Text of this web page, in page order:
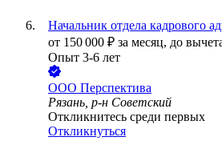
Начальник отдела кадрового
от 150 000 ₽ за месяц, до
Опыт 3-6 лет
ООО Перспектива
Рязань, р-н Советский
Откликнитесь среди первых
Откликнуться